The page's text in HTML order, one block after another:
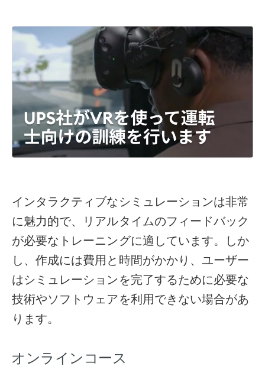
インタラクティブなシミュレーションは非常
に魅力的で、リアルタイムのフィードバック
が必要なトレーニングに適しています。しか
し、作成には費用と時間がかかり、ユーザー
はシミュレーションを完了するために必要な
技術やソフトウェアを利用できない場合があ
ります。
オンラインコース